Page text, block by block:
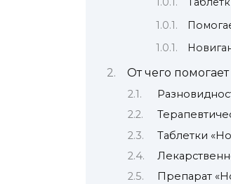
От чего
Таблетки
Препарат